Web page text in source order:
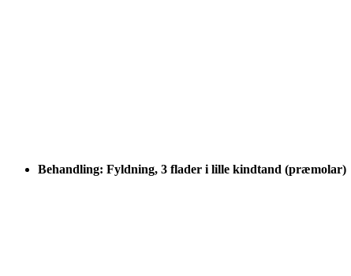
Behandling: Fyldning, 3 flader i lille kindtand (præmolar)